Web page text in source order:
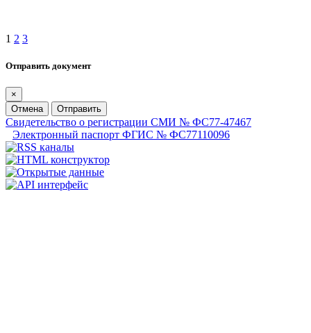
1 2 3
Отправить документ
×
Отмена
Отправить
Свидетельство о регистрации СМИ № ФС77-47467
Электронный паспорт ФГИС № ФС77110096